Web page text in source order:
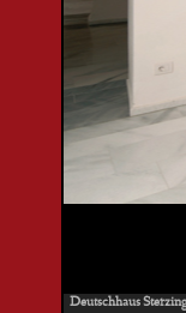
Deutschhaus